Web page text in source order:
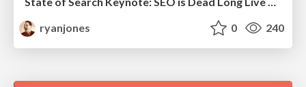
ryanjones
0 240